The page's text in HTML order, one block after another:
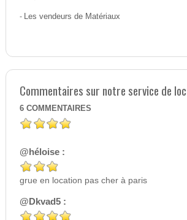
- Les vendeurs de Matériaux
Commentaires sur notre service de
6 COMMENTAIRES
@héloise :
grue en location pas cher à paris
@Dkvad5 :